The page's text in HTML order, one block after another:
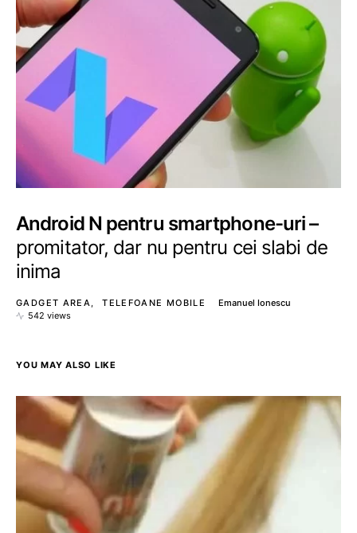
Android N pentru smartphone-uri –
promitator, dar nu pentru cei slabi de
inima
GADGET AREA TELEFOANE MOBILE
Emanuel Ionescu
542 views
YOU MAY ALSO LIKE